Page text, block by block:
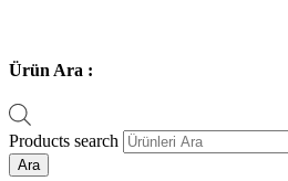
Ürün Ara :
Products search
Ara